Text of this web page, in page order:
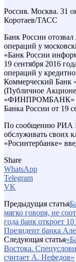
Россия. Москва. 31
Коротаев/ТАСС
Банк России
операций у
«Банк России
19 сентября 2016
операций у
Коммерческий
(Публичное
«ФИНПРОМБАНК»
Банка России от 19
По сообщению РИА
обслуживать своих
«Росинтербанке»
Share
WhatsApp
Telegram
VK
Предыдущая статья
мягко говоря, не
года банк откроет
Президент банка
Следующая статья
Востока.
считает А. Нефедов»